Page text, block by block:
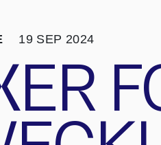
19 SEP 2024